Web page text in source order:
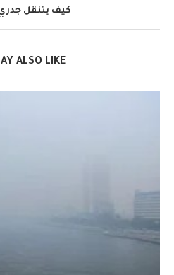
كيف يتنقل جدري
ALSO LIKE